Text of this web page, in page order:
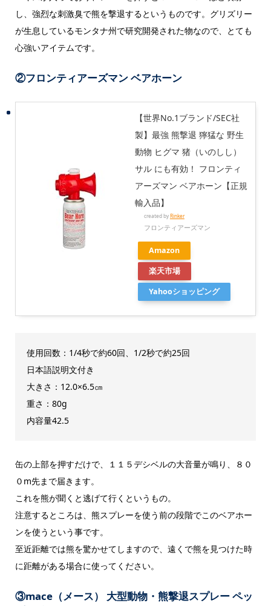
し、強烈な刺激臭で熊を撃退するというものです。グリズリー
が生息しているモンタナ州で研究開発された物なので、とても
心強いアイテムです。
②フロンティアーズマン ベアホーン
【世界No.1ブランド/SEC社
製】最強 熊撃退 獰猛な 野生
動物 ヒグマ 猪（いのしし）
サル にも有効！ フロンティ
アーズマン ベアホーン【正規
輸入品】
created by Rinker
フロンティアーズマン
Amazon
楽天市場
Yahooショッピング
使用回数：1/4秒で約60回、1/2秒で約25回
日本語説明文付き
大きさ：12.0×6.5㎝
重さ：80g
内容量42.5
缶の上部を押すだけで、１１５デシベルの大音量が鳴り、８０
０m先まで届きます。
これを熊が聞くと逃げて行くというもの。
注意するところは、熊スプレーを使う前の段階でこのベアホー
ンを使うという事です。
至近距離では熊を驚かせてしますので、遠くで熊を見つけた時
に距離がある場合に使ってください。
③mace（メース） 大型動物・熊撃退スプレー ペッ